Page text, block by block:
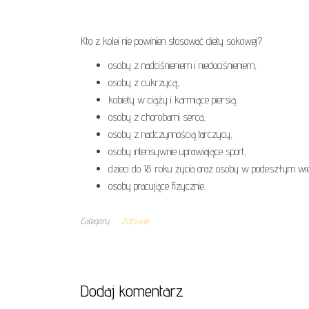
Kto z kolei nie powinien stosować diety sokowej?
osoby z nadciśnieniem i niedociśnieniem,
osoby z cukrzycą,
kobiety w ciąży i karmiące piersią,
osoby z chorobami serca,
osoby z nadczynnością tarczycy,
osoby intensywnie uprawiające sport,
dzieci do 18. roku życia oraz osoby w podeszłym
osoby pracujące fizycznie.
Category Zdrowie
Dodaj komentarz